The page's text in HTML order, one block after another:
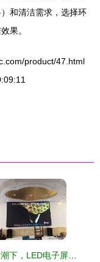
和清洁需求，选择环
果。
product/47.html
芯片涨价潮下，LED电子屏与电视厂家的应对策略与创新路径